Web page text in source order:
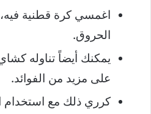
اغمسي كرة قطنية
الحروق.
يمكنك أيضاً تناوله
على مزيد من الفوائد.
كرري ذلك مع